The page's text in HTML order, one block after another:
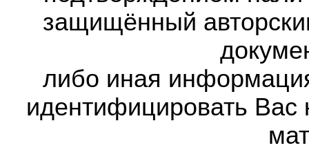
защищённый
либо иная
идентифицировать Вас